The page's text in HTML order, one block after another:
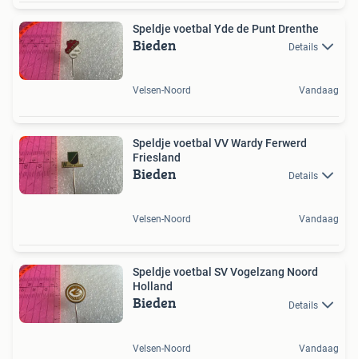
Speldje voetbal Yde de Punt Drenthe
Bieden Details
Velsen-Noord Vandaag
Speldje voetbal VV Wardy Ferwerd
Friesland
Bieden Details
Velsen-Noord Vandaag
Speldje voetbal SV Vogelzang Noord
Holland
Bieden Details
Velsen-Noord Vandaag